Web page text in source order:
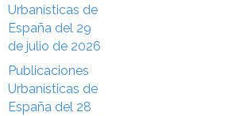
Urbanísticas de
España del 29
de julio de 2026
Publicaciones
Urbanísticas de
España del 28